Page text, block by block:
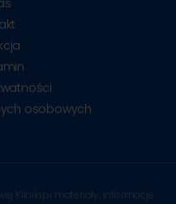
osobowych
Kliniki.pl materiały, informacje